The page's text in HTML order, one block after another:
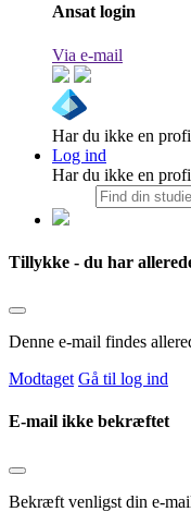
Ansat login
Via e-mail
Har du ikke en
Log ind
Har du ikke en
Tillykke - du har
Denne e-mail findes
Modtaget Gå til log ind
E-mail ikke bekræftet
Bekræft venligst din e-